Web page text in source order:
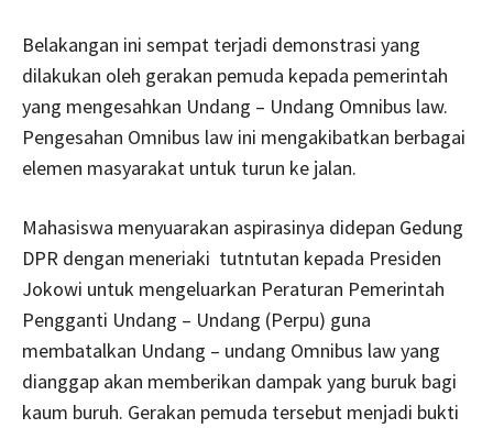
Belakangan ini sempat terjadi demonstrasi yang
dilakukan oleh gerakan pemuda kepada pemerintah
yang mengesahkan Undang – Undang Omnibus law.
Pengesahan Omnibus law ini mengakibatkan berbagai
elemen masyarakat untuk turun ke jalan.
Mahasiswa menyuarakan aspirasinya didepan Gedung
DPR dengan meneriaki tutntutan kepada Presiden
Jokowi untuk mengeluarkan Peraturan Pemerintah
Pengganti Undang – Undang (Perpu) guna
membatalkan Undang – undang Omnibus law yang
dianggap akan memberikan dampak yang buruk bagi
kaum buruh. Gerakan pemuda tersebut menjadi bukti